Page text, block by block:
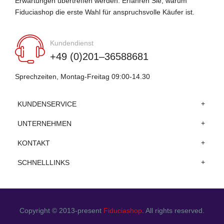
Fiduciashop die erste Wahl für anspruchsvolle Käufer ist.
Kundendienst
+49 (0)201–36588681
Sprechzeiten, Montag-Freitag 09:00-14.30
KUNDENSERVICE
UNTERNEHMEN
KONTAKT
SCHNELLLINKS
Copyright © 2013-present Fiduciashop . All rights reserved.